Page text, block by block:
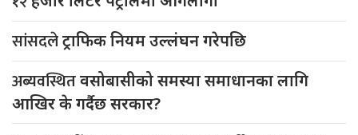
सांसदलेट्राफिक नियम उल्लंघन गरेपछि
अब्यवस्थितवसोबासीको समस्या समाधानका लागि
आखिर के गर्दैछ सरकार?